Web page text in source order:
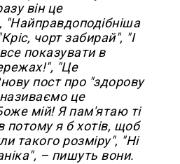
він це
"Найправдоподібніша
чорт забирай", "І
показувати в
"Це
пост про "здорову
це
мій! Я пам'ятаю ті
потому я б хотів, щоб
такого розміру", "Ні
– пишуть вони.